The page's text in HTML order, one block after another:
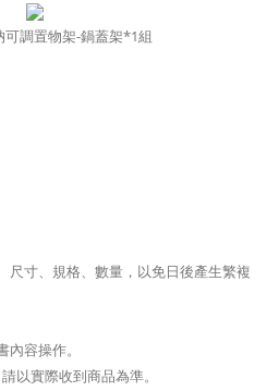
調置物架-鍋蓋架*1組
尺寸、規格、數量，以免日後產生繁複
容操作。
以實際收到商品為準。